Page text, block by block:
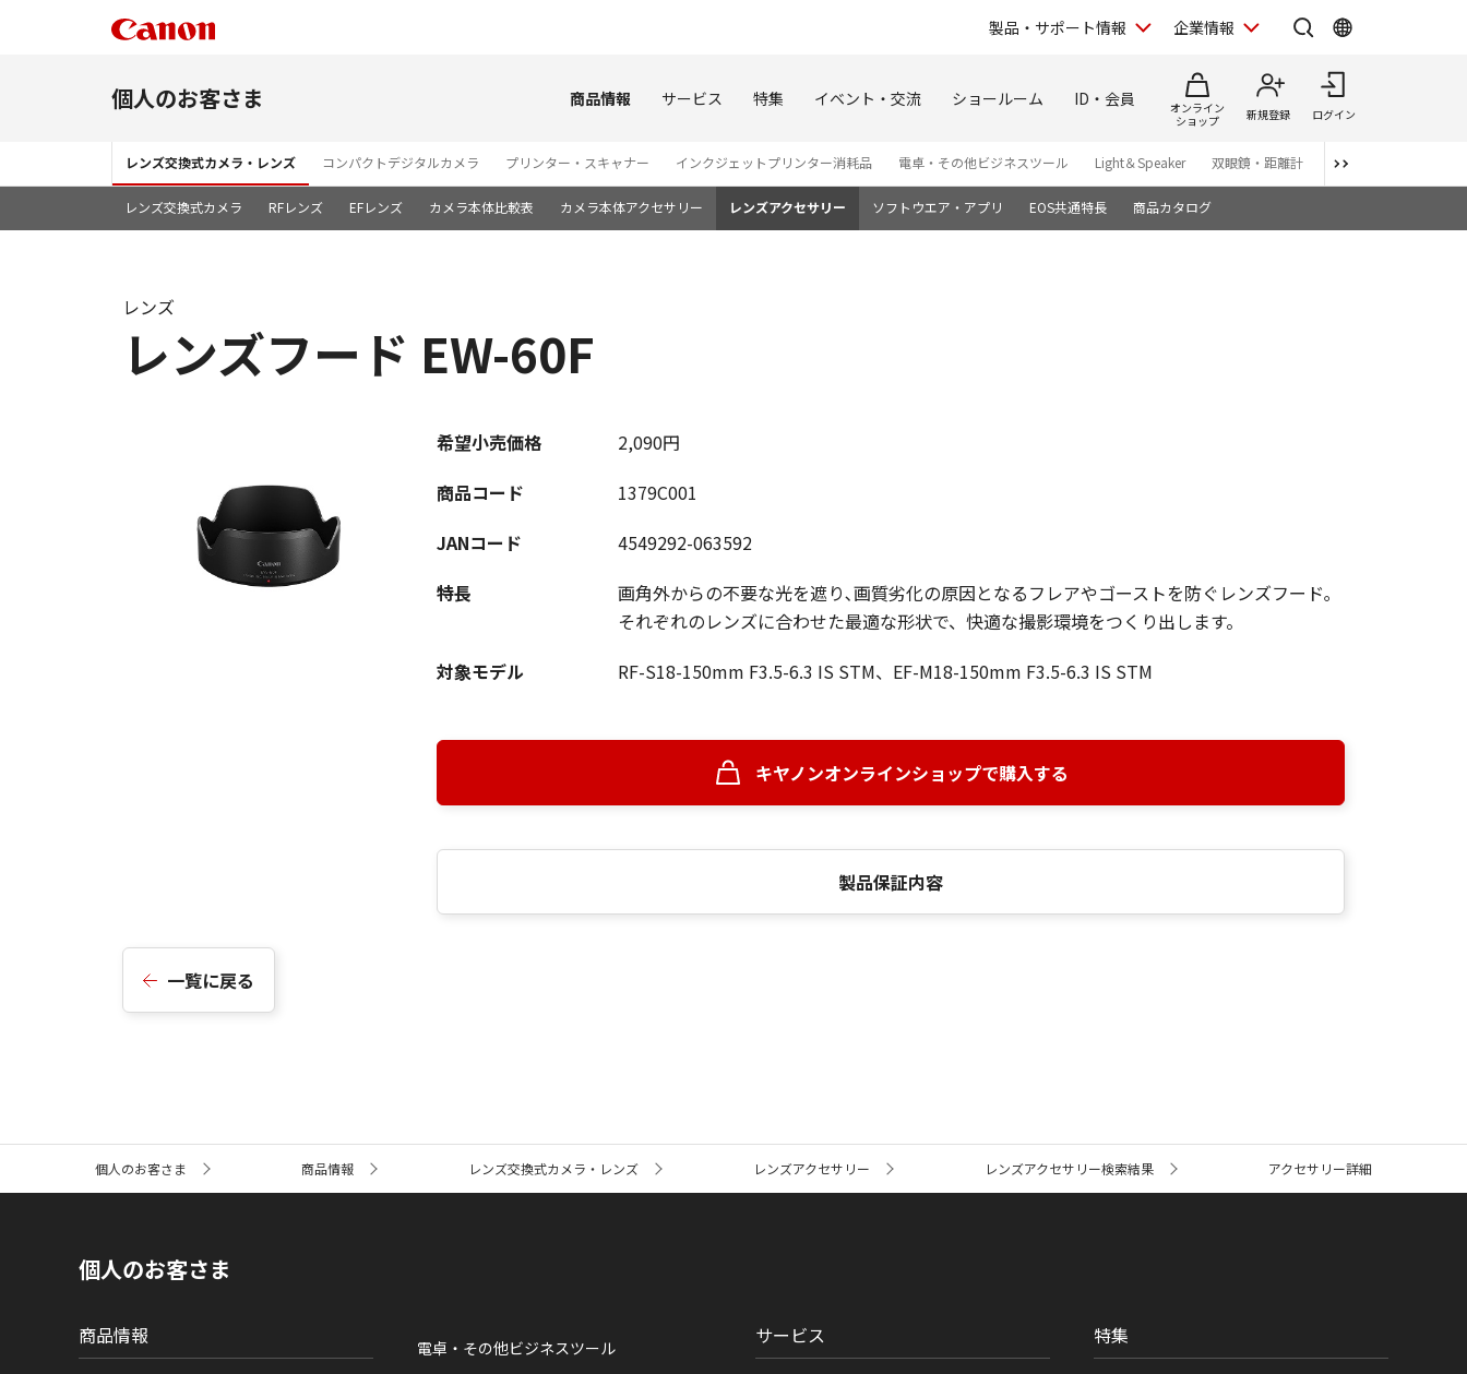
製品・サポート情報 企業情報
個人のお客さま 商品情報 サービス 特集 イベント・交流 ショールーム ID・会員
オンライン
ショップ
新規登録 ログイン
レンズ交換式カメラ・レンズ コンパクトデジタルカメラ プリンター・スキャナー インクジェットプリンター消耗品 電卓・その他ビジネスツール Light＆Speaker 双眼鏡・距離計 写真集
レンズ交換式カメラ RFレンズ EFレンズ カメラ本体比較表 カメラ本体アクセサリー レンズアクセサリー ソフトウエア・アプリ EOS共通特長 商品カタログ
レンズフード EW-60F
レンズ
希望小売価格
2,090円
商品コード
1379C001
JANコード
4549292-063592
特長
画角外からの不要な光を遮り､画質劣化の原因となるフレアやゴーストを防ぐレンズフード｡
それぞれのレンズに合わせた最適な形状で、快適な撮影環境をつくり出します。
対象モデル
RF-S18-150mm F3.5-6.3 IS STM、EF-M18-150mm F3.5-6.3 IS STM
キヤノンオンラインショップで購入する
製品保証内容
一覧に戻る
ト
個人のお客さま 商品情報 レンズ交換式カメラ・レンズ レンズアクセサリー レンズアクセサリー検索結果 アクセサリー詳細
個人のお客さま
商品情報 電卓・その他ビジネスツール サービス 特集